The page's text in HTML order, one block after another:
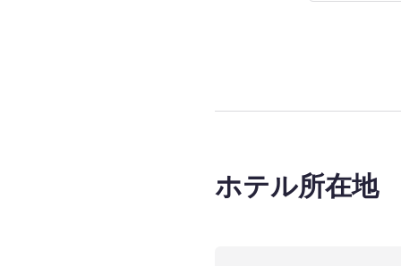
ホテル所在地